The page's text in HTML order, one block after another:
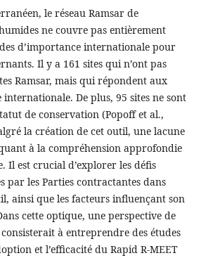
le réseau Ramsar de
ne couvre pas entièrement
d’importance internationale pour
Il y a 161 sites qui n’ont pas
Ramsar, mais qui répondent aux
De plus, 95 sites ne sont
de conservation (Popoff et al.,
la création de cet outil, une lacune
à la compréhension approfondie
Il est crucial d’explorer les défis
par les Parties contractantes dans
ainsi que les facteurs influençant son
cette optique, une perspective de
à entreprendre des études
et l’efficacité du Rapid R-MEET